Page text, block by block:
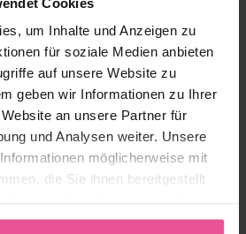
um Inhalte und Anzeigen zu
für soziale Medien anbieten
auf unsere Website zu
geben wir Informationen zu Ihrer
an unsere Partner für
und Analysen weiter. Unsere
möglicherweise mit
die Sie ihnen bereitgestellt
Artikel nachlesen.